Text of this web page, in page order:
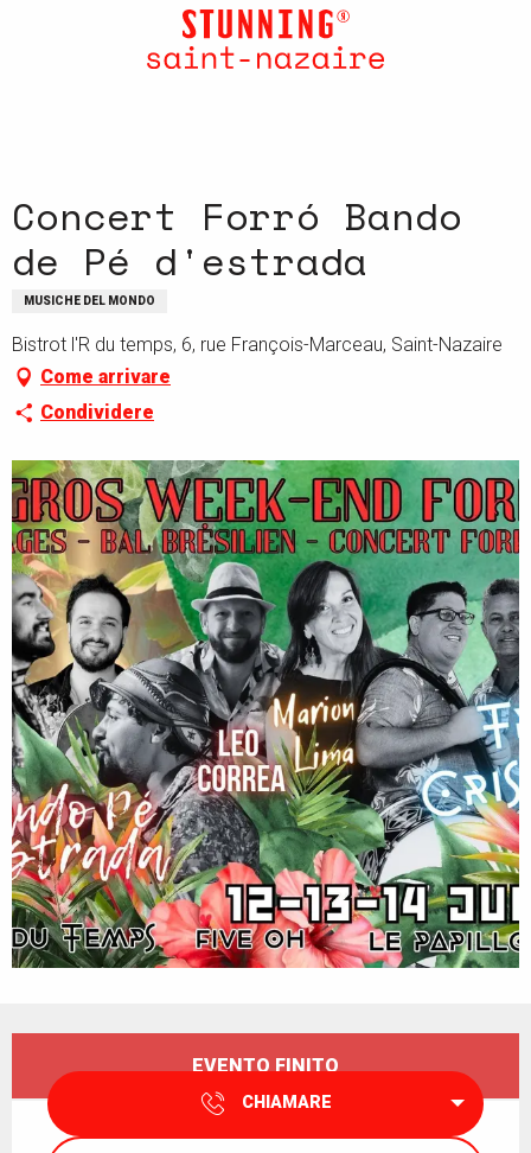
Concert Forró Bando
de Pé d'estrada
MUSICHE DEL MONDO
Bistrot l'R du temps, 6, rue François-Marceau, Saint-Nazaire
Come arrivare
Condividere
EVENTO FINITO
CHIAMARE